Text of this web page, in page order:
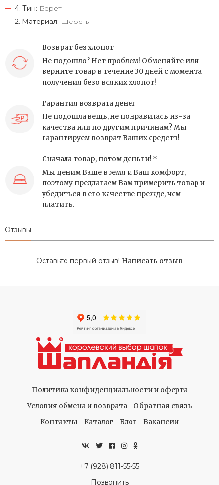
4. Тип: Берет
2. Материал: Шерсть
Возврат без хлопот
Не подошло? Нет проблем! Обменяйте или
верните товар в течение 30 дней с момента
получения безо всяких хлопот!
Гарантия возврата денег
Не подошла вещь, не понравилась из-за
качества или по другим причинам? Мы
гарантируем возврат Ваших средств!
Сначала товар, потом деньги! *
Мы ценим Ваше время и Ваш комфорт,
поэтому предлагаем Вам примерить товар и
убедиться в его качестве прежде, чем
платить.
Отзывы
Оставьте первый отзыв! Написать отзыв
Политика конфиденциальности и оферта
Условия обмена и возврата
Обратная связь
Контакты
Каталог Блог Вакансии
+7 (928) 811-55-55
Позвонить